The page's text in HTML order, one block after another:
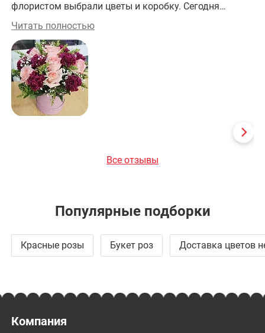
Все отзывы
флористом выбрали цветы и коробку. Сегодня
забрала заказ. Получилось изумительно! На работе
все оценили эту красоту! Большое спасибо за
прекрасную работу!
Читать полностью
Популярные подборки
Красные розы Букет роз Доставка цветов
Компания